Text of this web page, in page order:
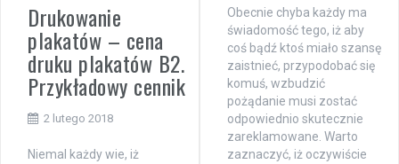
Obecnie chyba każdy ma
świadomość tego, iż aby
coś bądź ktoś miało szansę
zaistnieć, przypodobać się
komuś, wzbudzić
pożądanie musi zostać
odpowiednio skutecznie
zareklamowane. Warto
zaznaczyć, iż oczywiście
Drukowanie
plakatów – cena
druku plakatów B2.
Przykładowy cennik
2 lutego 2018
Niemal każdy wie, iż